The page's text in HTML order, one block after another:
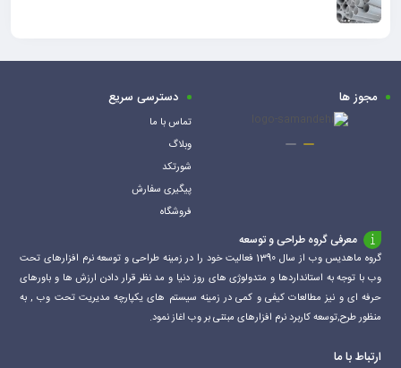
مجوز ها دسترسی سریع
تماس با ما
وبلاگ
شورتکد
پیگیری سفارش
فروشگاه
معرفی گروه طراحی و توسعه
گروه ماهدیس وب از سال 1390 فعالیت خود را در زمینه طراحی و توسعه نرم افزارهای تحت
وب با توجه به استانداردها و متدولوژی های روز دنیا و مد نظر قرار دادن ارزش ها و باورهای
حرفه ای و نیز مطالعات کیفی و کمی در زمینه سیستم های یکپارچه مدیریت تحت وب , به
منظور طرح,توسعه کاربرد نرم افزارهای مبتنی بر وب اغاز نمود.
ارتباط با ما